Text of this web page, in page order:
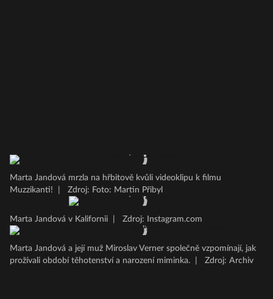
Marta Jandová mrzla na hřbitově kvůli videoklipu k filmu
Muzzikanti!
Zdroj: Foto: Martin Přibyl
Marta Jandová v Kalifornii Zdroj: Instagram.com
Marta Jandová a její muž Miroslav Verner společně vzpomínají, jak
prožívali období těhotenství a narození miminka.
Zdroj: Archiv